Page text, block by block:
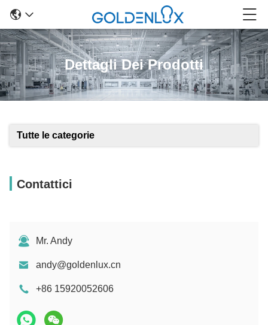
Dettagli Dei Prodotti
Tutte le categorie
Contattici
Mr. Andy
andy@goldenlux.cn
+86 15920052606